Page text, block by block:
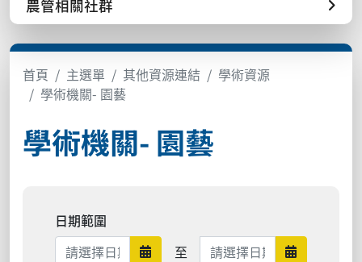
農管相關社群
首頁 主選單 其他資源連結
學術資源
學術機關- 園藝
學術機關- 園藝
日期範圍
日期範圍開始
至 日期範圍結束 日期範圍